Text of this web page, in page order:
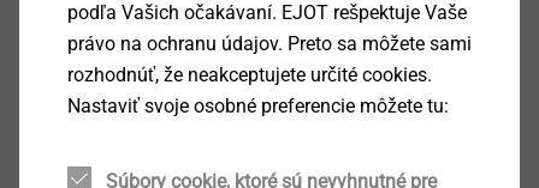
Iso-Corner kit injection
podľa Vašich očakávaní. EJOT rešpektuje Vaše
právo na ochranu údajov. Preto sa môžete sami
rozhodnúť, že neakceptujete určité cookies.
Nastaviť svoje osobné preferencie môžete tu:
Súbory cookie, ktoré sú nevyhnutné pre